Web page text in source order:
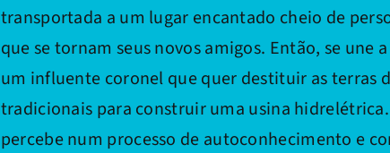
transportada a um lugar encantado cheio de
que se tornam seus novos amigos. Então, se une
um influente coronel que quer destituir as terras
tradicionais para construir uma usina hidrelétrica.
percebe num processo de autoconhecimento e